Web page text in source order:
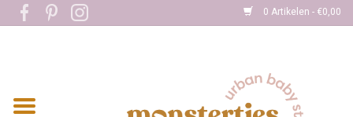
0 Artikelen - €0,00
Home
Kleding